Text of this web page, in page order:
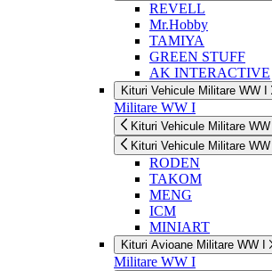
REVELL
Mr.Hobby
TAMIYA
GREEN STUFF
AK INTERACTIVE
Kituri Vehicule Militare WW I
Militare WW I
Kituri Vehicule Militare WW I
Kituri Vehicule Militare WW I
RODEN
TAKOM
MENG
ICM
MINIART
Kituri Avioane Militare WW I
Militare WW I